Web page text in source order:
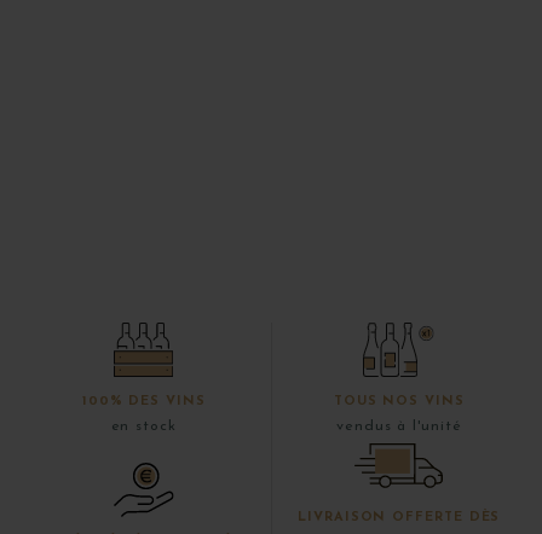
100% DES VINS
en stock
TOUS NOS VINS
vendus à l'unité
LIVRAISON OFFERTE DÈS